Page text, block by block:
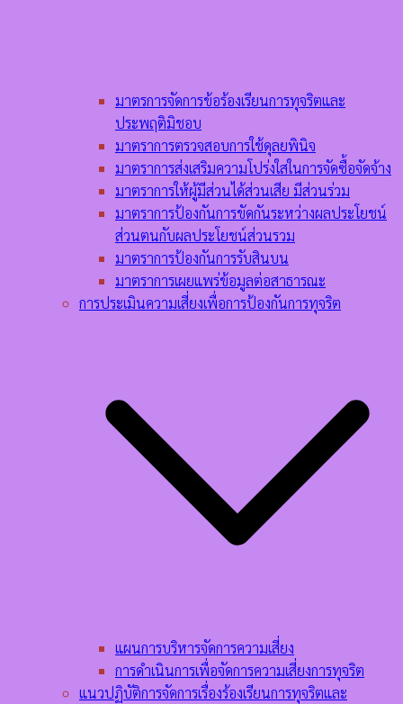
มาตรการจัดการข้อร้องเรียนการทุจริตและ
ประพฤติมิชอบ
มาตราการตรวจสอบการใช้ดุลยพินิจ
มาตราการส่งเสริมความโปร่งใสในการจัดซื้อจัดจ้าง
มาตราการให้ผู้มีส่วนได้ส่วนเสีย มีส่วนร่วม
มาตราการป้องกันการขัดกันระหว่างผลประโยชน์
ส่วนตนกับผลประโยชน์ส่วนรวม
มาตราการป้องกันการรับสินบน
มาตราการเผยแพร่ข้อมูลต่อสาธารณะ
การประเมินความเสี่ยงเพื่อการป้องกันการทุจริต
แผนการบริหารจัดการความเสี่ยง
การดำเนินการเพื่อจัดการความเสี่ยงการทุจริต
แนวปฏิบัติการจัดการเรื่องร้องเรียนการทุจริตและ